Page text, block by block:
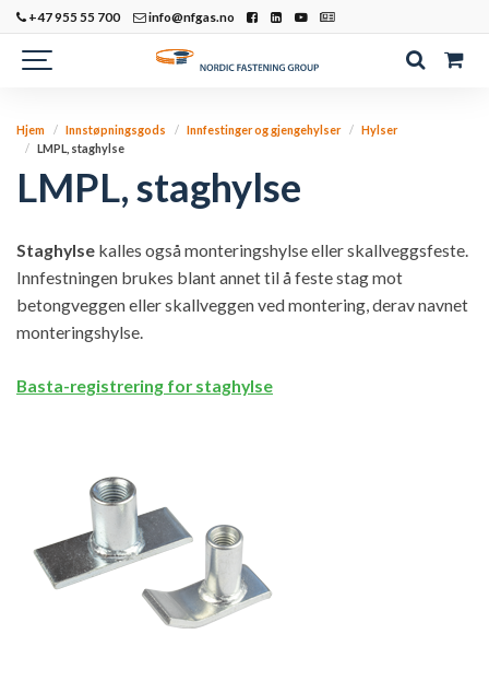
+47 955 55 700 info@nfgas.no
Hjem Innstøpningsgods Innfestinger og gjengehylser
Hylser
LMPL, staghylse
LMPL, staghylse
Staghylse kalles også monteringshylse eller skallveggsfeste.
Innfestningen brukes blant annet til å feste stag mot
betongveggen eller skallveggen ved montering, derav navnet
monteringshylse.
Basta-registrering for staghylse